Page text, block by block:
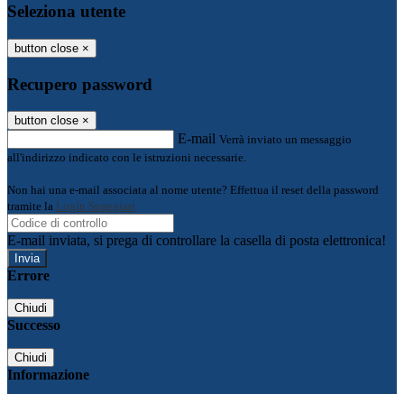
Seleziona utente
button close ×
Recupero password
button close ×
E-mail Verrà inviato un messaggio
all'indirizzo indicato con le istruzioni necessarie.
Non hai una e-mail associata al nome utente? Effettua il reset della password
tramite la Login Spaggiari
E-mail inviata, si prega di controllare la casella di posta elettronica!
Errore
Chiudi
Successo
Chiudi
Informazione